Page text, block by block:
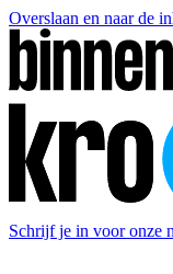
Overslaan en naar de
Schrijf je in voor onze